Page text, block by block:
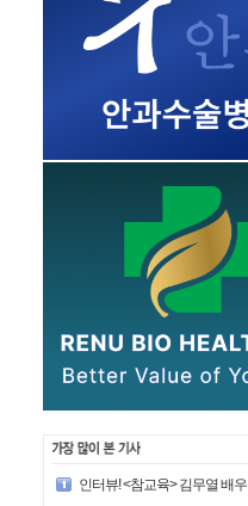
인터뷰! <참교육> 김무열 배우